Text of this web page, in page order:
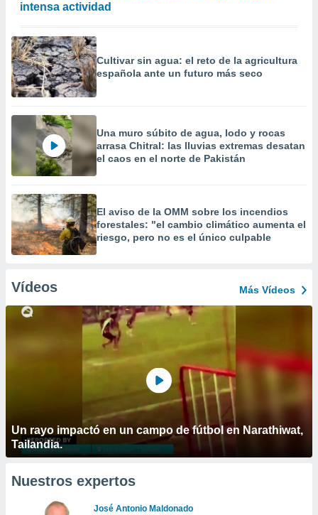
intensa actividad
Cultivar sin agua: el reto de la agricultura
española ante un futuro más seco
Una muro súbito de agua, lodo y rocas
arrasa Chitral: las lluvias extremas desatan
el caos en el norte de Pakistán
El aviso de la OMM sobre los incendios
forestales: "el cambio climático aumenta el
riesgo, pero no es el único culpable
Vídeos Más Vídeos
Un rayo impactó en un campo de fútbol en Narathiwat,
Tailandia.
Nuestros expertos
José Antonio Maldonado